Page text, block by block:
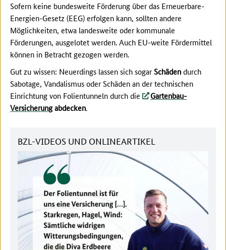
Sofern keine bundesweite Förderung über das Erneuerbare-
Energien-Gesetz (EEG) erfolgen kann, sollten andere
Möglichkeiten, etwa landesweite oder kommunale
Förderungen, ausgelotet werden. Auch EU-weite Fördermittel
können in Betracht gezogen werden.
Gut zu wissen: Neuerdings lassen sich sogarSchädendurch
Sabotage, Vandalismus oder Schäden an der technischen
Einrichtung von Folientunneln durch die
Gartenbau-
Versicherungabdecken.
BZL-VIDEOS UND ONLINEARTIKEL